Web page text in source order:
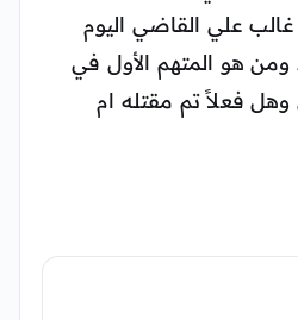
علي القاضي اليوم
هو المتهم الأول في
فعلاً تم مقتله ام